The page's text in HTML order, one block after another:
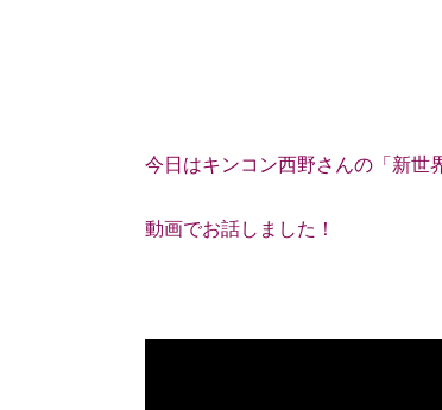
今日はキンコン西野さんの「新世
動画でお話しました！